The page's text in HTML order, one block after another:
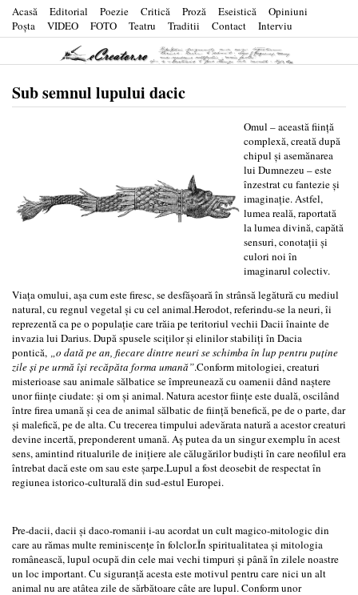
Acasă Editorial Poezie Critică Proză Eseistică
Opiniuni
Poşta
VIDEO FOTO Teatru Traditii Contact Interviu
Sub semnul lupului dacic
Omul – această ființă
complexă, creată după
chipul și asemănarea
lui Dumnezeu – este
înzestrat cu fantezie și
imaginație. Astfel,
lumea reală, raportată
la lumea divină, capătă
sensuri, conotații și
culori noi în
imaginarul colectiv.
Viața omului, așa cum este firesc, se desfășoară în strânsă legătură cu mediul
natural, cu regnul vegetal și cu cel animal.Herodot, referindu-se la neuri, îi
reprezentă ca pe o populație care trăia pe teritoriul vechii Dacii înainte de
invazia lui Darius. După spusele sciților și elinilor stabiliți în Dacia
pontică, „o dată pe an, fiecare dintre neuri se schimba în lup pentru puține
zile și pe urmă își recăpăta forma umană”.Conform mitologiei, creaturi
misterioase sau animale sălbatice se împreunează cu oamenii dând naștere
unor ființe ciudate: și om și animal. Natura acestor ființe este duală, oscilând
între firea umană și cea de animal sălbatic de ființă benefică, pe de o parte, dar
și malefică, pe de alta. Cu trecerea timpului adevărata natură a acestor creaturi
devine incertă, preponderent umană. Aș putea da un singur exemplu în acest
sens, amintind ritualurile de inițiere ale călugărilor budiști în care neofilul era
întrebat dacă este om sau este șarpe.Lupul a fost deosebit de respectat în
regiunea istorico-culturală din sud-estul Europei.
Pre-dacii, dacii și daco-romanii i-au acordat un cult magico-mitologic din
care au rămas multe reminiscențe în folclor.În spiritualitatea și mitologia
românească, lupul ocupă din cele mai vechi timpuri și până în zilele noastre
un loc important. Cu siguranță acesta este motivul pentru care nici un alt
animal nu are atâtea zile de sărbătoare câte are lupul. Conform unor